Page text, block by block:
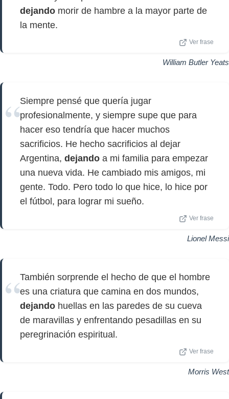
dejando morir de hambre a la mayor parte de
la mente.
Ver frase
William Butler Yeats
Siempre pensé que quería jugar
profesionalmente, y siempre supe que para
hacer eso tendría que hacer muchos
sacrificios. He hecho sacrificios al dejar
Argentina, dejando a mi familia para empezar
una nueva vida. He cambiado mis amigos, mi
gente. Todo. Pero todo lo que hice, lo hice por
el fútbol, ​​para lograr mi sueño.
Ver frase
Lionel Messi
También sorprende el hecho de que el hombre
es una criatura que camina en dos mundos,
dejando huellas en las paredes de su cueva
de maravillas y enfrentando pesadillas en su
peregrinación espiritual.
Ver frase
Morris West